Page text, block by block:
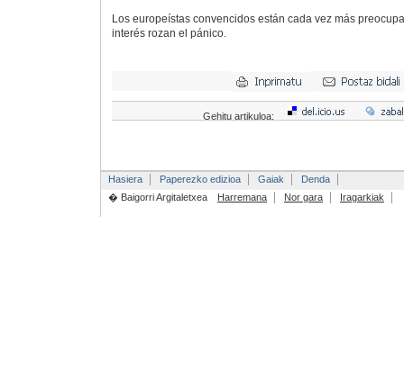
Los europeístas convencidos están cada vez más
interés rozan el pánico.
Gehitu artikuloa:
Hasiera Paperezko edizioa Gaiak
Denda
� Baigorri Argitaletxea
Harremana Nor gara Iragarkiak